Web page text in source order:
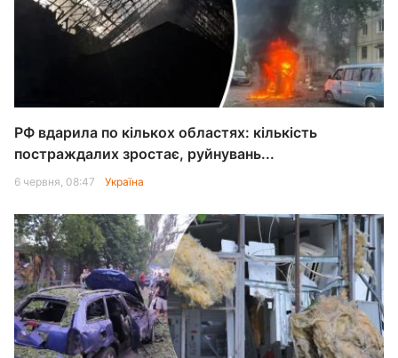
РФ вдарила по кількох областях: кількість
постраждалих зростає, руйнувань...
6 червня, 08:47 Україна